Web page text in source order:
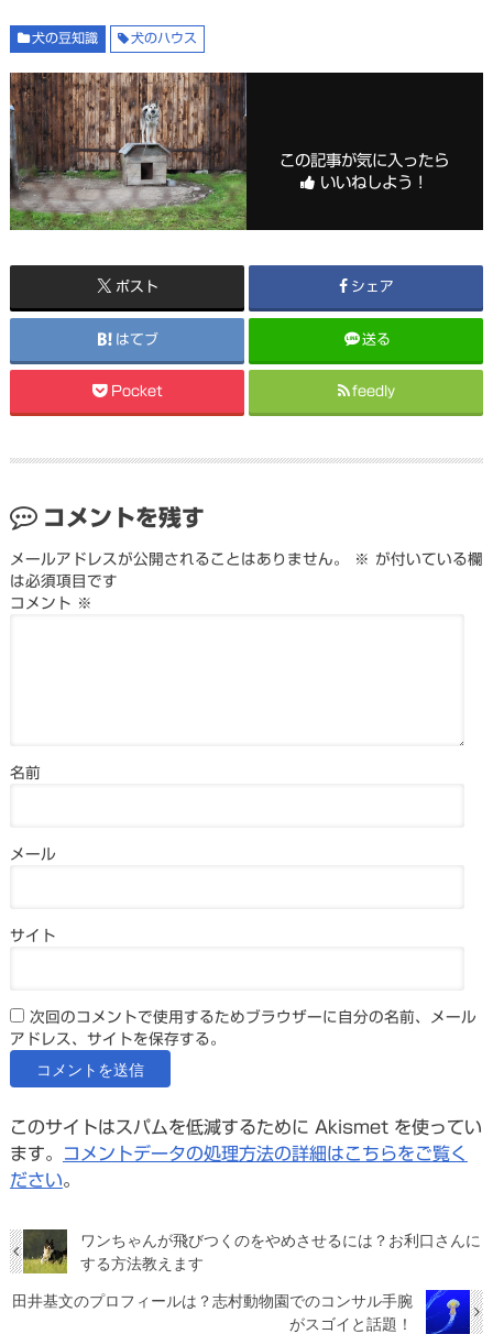
犬の豆知識 犬のハウス
この記事が気に入ったら
いいねしよう！
ポスト シェア
はてブ 送る
Pocket feedly
コメントを残す
メールアドレスが公開されることはありません。 ※ が付いている欄
は必須項目です
コメント ※
名前
メール
サイト
次回のコメントで使用するためブラウザーに自分の名前、メール
アドレス、サイトを保存する。
このサイトはスパムを低減するために Akismet を使ってい
ます。
コメントデータの処理方法の詳細はこちらをご覧く
ださい。
ワンちゃんが飛びつくのをやめさせるには？お利口さんに
する方法教えます
田井基文のプロフィールは？志村動物園でのコンサル手腕
がスゴイと話題！